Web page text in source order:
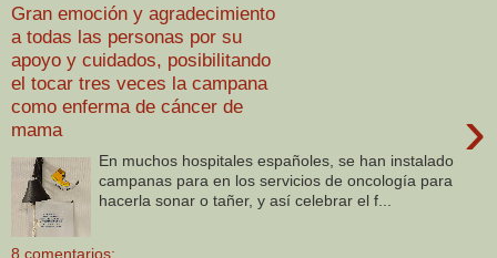
Gran emoción y agradecimiento
a todas las personas por su
apoyo y cuidados, posibilitando
el tocar tres veces la campana
como enferma de cáncer de
mama
›
En muchos hospitales españoles, se han instalado
campanas para en los servicios de oncología para
hacerla sonar o tañer, y así celebrar el f...
8 comentarios: